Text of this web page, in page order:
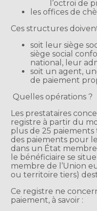
l’octroi de
les offices de
Ces structures
soit leur siège
siège social
national, leur
soit un agent,
de paiement
Quelles opérations ?
Les prestataires
registre à partir du
plus de 25 paiements
des paiements pour
dans un État
le bénéficiaire se
membre de l’Union
ou territoire tiers)
Ce registre ne
paiement, à savoir :